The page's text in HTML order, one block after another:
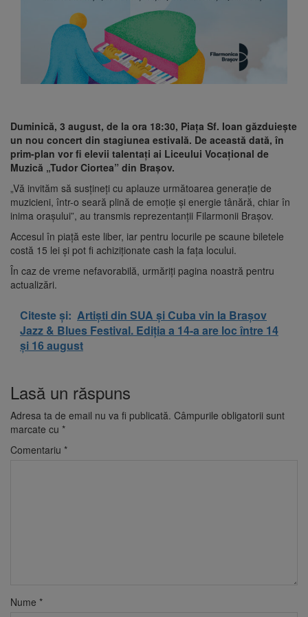
Duminică, 3 august, de la ora 18:30, Piața Sf. Ioan găzduiește
un nou concert din stagiunea estivală. De această dată, în
prim-plan vor fi elevii talentați ai Liceului Vocațional de
Muzică „Tudor Ciortea” din Brașov.
„Vă invităm să susțineți cu aplauze următoarea generație de
muzicieni, într-o seară plină de emoție și energie tânără, chiar în
inima orașului”, au transmis reprezentanții Filarmonii Brașov.
Accesul în piață este liber, iar pentru locurile pe scaune biletele
costă 15 lei și pot fi achiziționate cash la fața locului.
În caz de vreme nefavorabilă, urmăriți pagina noastră pentru
actualizări.
Citeste și: Artiști din SUA și Cuba vin la Brașov
Jazz & Blues Festival. Ediția a 14-a are loc între 14
și 16 august
Lasă un răspuns
Adresa ta de email nu va fi publicată. Câmpurile obligatorii sunt
marcate cu *
Comentariu *
Nume *